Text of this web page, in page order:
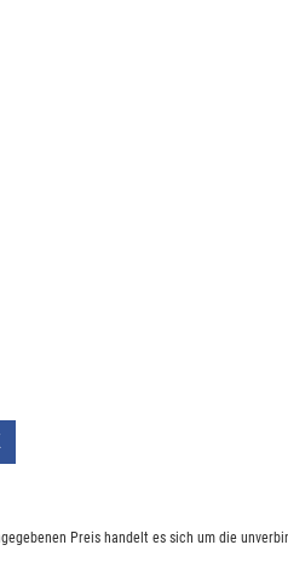
Preis handelt es sich um die